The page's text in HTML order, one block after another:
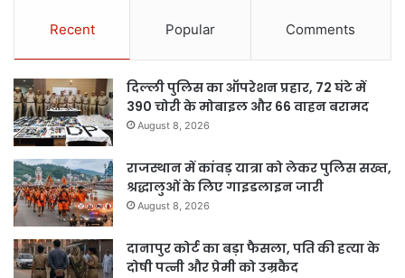
Recent Popular Comments
दिल्ली पुलिस का ऑपरेशन प्रहार, 72 घंटे में
390 चोरी के मोबाइल और 66 वाहन बरामद
August 8, 2026
राजस्थान में कांवड़ यात्रा को लेकर पुलिस सख्त,
श्रद्धालुओं के लिए गाइडलाइन जारी
August 8, 2026
दानापुर कोर्ट का बड़ा फैसला, पति की हत्या के
दोषी पत्नी और प्रेमी को उम्रकैद